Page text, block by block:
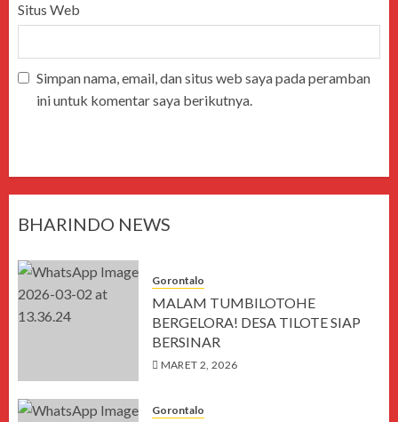
Situs Web
Simpan nama, email, dan situs web saya pada peramban
ini untuk komentar saya berikutnya.
BHARINDO NEWS
Gorontalo
MALAM TUMBILOTOHE
BERGELORA! DESA TILOTE SIAP
BERSINAR
MARET 2, 2026
Gorontalo